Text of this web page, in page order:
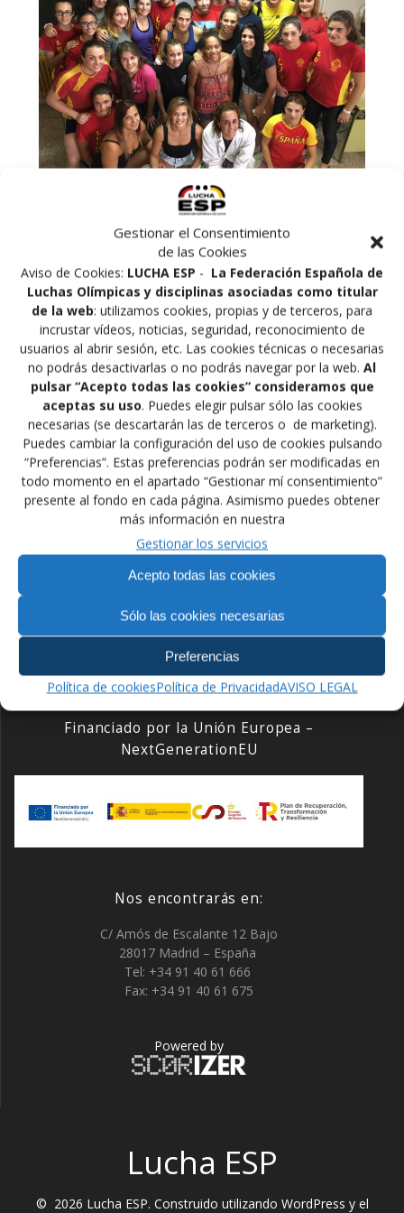
Gestionar el Consentimiento
de las Cookies
Aviso de Cookies: LUCHA ESP - La Federación Española de
Luchas Olímpicas y disciplinas asociadas como titular
de la web: utilizamos cookies, propias y de terceros, para
incrustar vídeos, noticias, seguridad, reconocimiento de
usuarios al abrir sesión, etc. Las cookies técnicas o necesarias
no podrás desactivarlas o no podrás navegar por la web. Al
pulsar “Acepto todas las cookies” consideramos que
aceptas su uso. Puedes elegir pulsar sólo las cookies
necesarias (se descartarán las de terceros o de marketing).
Puedes cambiar la configuración del uso de cookies pulsando
“Preferencias”. Estas preferencias podrán ser modificadas en
todo momento en el apartado “Gestionar mí consentimiento”
presente al fondo en cada página. Asimismo puedes obtener
más información en nuestra
Gestionar los servicios
Acepto todas las cookies
Sólo las cookies necesarias
Preferencias
Política de cookiesPolítica de PrivacidadAVISO LEGAL
Se está celebrando en el CAR de Madrid el «Festival de
Lucha Femenina» dentro del programa «Mujer y
Deporte» el cual incluye concentración del equipo
cadete de lucha femenina, entrenamientos con
deportistas de alto nivel, charla de nutrición como la
impartida por la doctora M. Chiara Fernández a las
deportistas participantes y actividades dirigidas a
nuestras deportistas, la actividad finaliza el viernes 15
de julio, felicitar a las participantes por su interés y a los
entrenadores responsables por su perfecto trabajo con
el grupo.
Navegación
de
entradas
Anterior:
en el Gran Premio de
Siguiente:
Siguiente
Campus Internacional
Financiado por la Unión Europea –
NextGenerationEU
Nos encontrarás en:
C/ Amós de Escalante 12 Bajo
28017 Madrid – España
Tel: +34 91 40 61 666
Fax: +34 91 40 61 675
Powered by
Lucha ESP
© 2026 Lucha ESP. Construido utilizando WordPress y el